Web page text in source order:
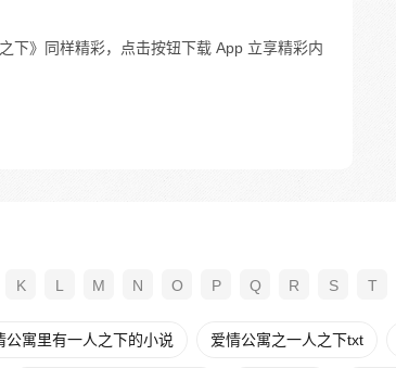
下》同样精彩，点击按钮下载 App 立享精彩内
K L M N O P Q R S T
公寓里有一人之下的小说 爱情公寓之一人之下txt